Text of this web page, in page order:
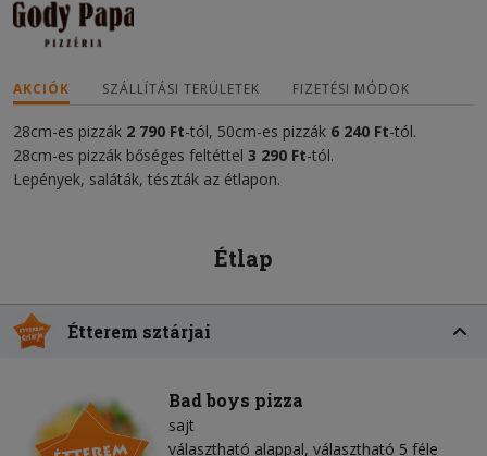
AKCIÓK SZÁLLÍTÁSI TERÜLETEK FIZETÉSI MÓDOK
28cm-es pizzák 2 790 Ft-tól, 50cm-es pizzák 6 240 Ft-tól.
28cm-es pizzák bőséges feltéttel 3 290 Ft-tól.
Lepények, saláták, tészták az étlapon.
Étlap
Étterem sztárjai
Bad boys pizza
sajt
választható alappal, választható 5 féle